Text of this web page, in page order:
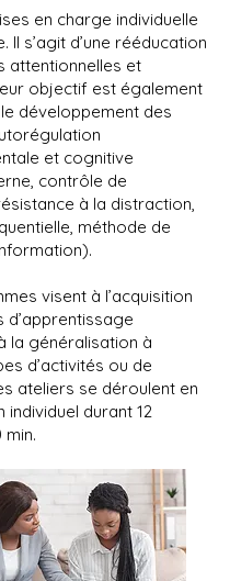
en charge individuelle
Il s’agit d’une rééducation
attentionnelles et
objectif est également
développement des
et cognitive
contrôle de
à la distraction,
méthode de
visent à l’acquisition
la généralisation à
d’activités ou de
ateliers se déroulent en
individuel durant 12
min.